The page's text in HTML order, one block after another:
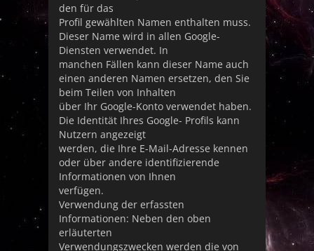
den für das
Profil gewählten Namen enthalten muss.
Dieser Name wird in allen Google-
Diensten verwendet. In
manchen Fällen kann dieser Name auch
einen anderen Namen ersetzen, den Sie
beim Teilen von Inhalten
über Ihr Google-Konto verwendet haben.
Die Identität Ihres Google- Profils kann
Nutzern angezeigt
werden, die Ihre E-Mail-Adresse kennen
oder über andere identifizierende
Informationen von Ihnen
verfügen.
Verwendung der erfassten
Informationen: Neben den oben
erläuterten
Verwendungszwecken werden die von